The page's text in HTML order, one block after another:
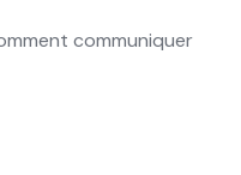
communiquer